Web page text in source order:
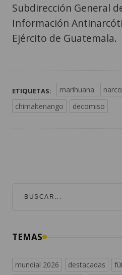
Subdirección General
Información
Ejército de Guatemala.
ETIQUETAS: marihuana
chimaltenango
decomiso
TEMAS
mundial 2026 destacadas